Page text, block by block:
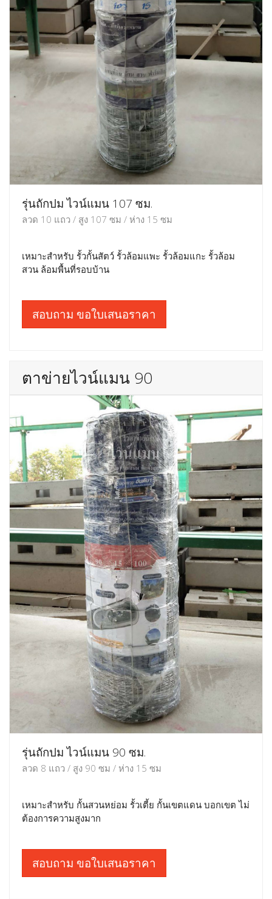
รุ่นถักปม ไวน์แมน 107 ซม.
ลวด 10 แถว / สูง 107 ซม / ห่าง 15 ซม
เหมาะสำหรับ รั้วกั้นสัตว์ รั้วล้อมแพะ รั้วล้อมแกะ รั้วล้อม
สวน ล้อมพื้นที่รอบบ้าน
สอบถาม ขอใบเสนอราคา
ตาข่ายไวน์แมน 90
รุ่นถักปม ไวน์แมน 90 ซม.
ลวด 8 แถว / สูง 90 ซม / ห่าง 15 ซม
เหมาะสำหรับ กั้นสวนหย่อม รั้วเตี้ย กั้นเขตแดน บอกเขต ไม่
ต้องการความสูงมาก
สอบถาม ขอใบเสนอราคา